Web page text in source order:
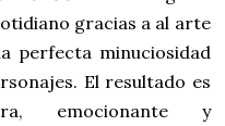
gracias a al arte
perfecta minuciosidad
El resultado es
emocionante y